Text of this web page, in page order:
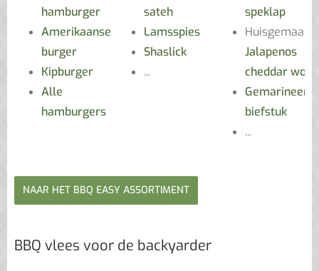
hamburger
Amerikaanse
burger
Kipburger
Alle
hamburgers
sateh
Lamsspies
Shaslick
...
speklap
Jalapenos
cheddar
biefstuk
...
NAAR HET BBQ EASY ASSORTIMENT
BBQ vlees voor de backyarder